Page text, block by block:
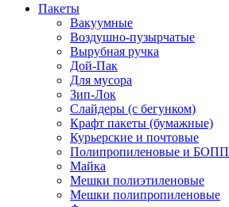
Пакеты
Вакуумные
Воздушно-пузырчатые
Вырубная ручка
Дой-Пак
Для мусора
Зип-Лок
Слайдеры (с бегунком)
Крафт пакеты (бумажные)
Курьерские и почтовые
Полипропиленовые и БОПП
Майка
Мешки полиэтиленовые
Мешки полипропиленовые